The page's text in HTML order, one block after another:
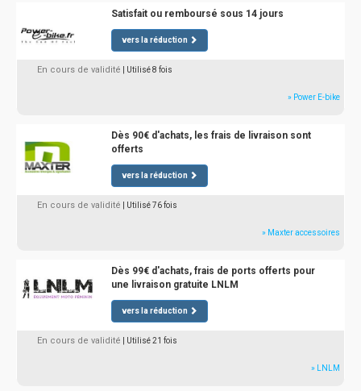
Satisfait ou remboursé sous 14 jours
vers la réduction
En cours de validité | Utilisé 8 fois
» Power E-bike
Dès 90€ d'achats, les frais de livraison sont
offerts
vers la réduction
En cours de validité | Utilisé 76 fois
» Maxter accessoires
Dès 99€ d'achats, frais de ports offerts pour
une livraison gratuite LNLM
vers la réduction
En cours de validité | Utilisé 21 fois
» LNLM